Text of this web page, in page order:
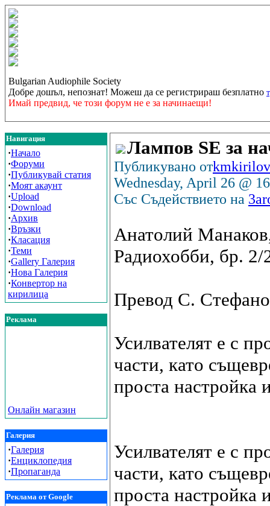
Bulgarian Audiophile Society
Добре дошъл, непознат! Можеш да се регистрираш безплатно
Имай предвид, че този форум не е за начинаещи!
Навигация
·Начало
·Форуми
·Публикувай статия
·Моят акаунт
·Upload
·Download
·Архив
·Връзки
·Класация
·Теми
·Gallery Галерия
·Нова Галерия
·Конвертор на
кирилица
Реклама
Онлайн магазин
Галерия
·Галерия
·Енциклопедия
·Пропаганда
Реклама от Google
Лампов SE за
Публикувано отkmkirilov
Wednesday, April 26 @
Със Съдействието на
Анатолий
Радиохобби, бр. 2/
Превод С.
Усилвателят е с
части, като
проста настройка
Усилвателят е с
части, като
проста настройка